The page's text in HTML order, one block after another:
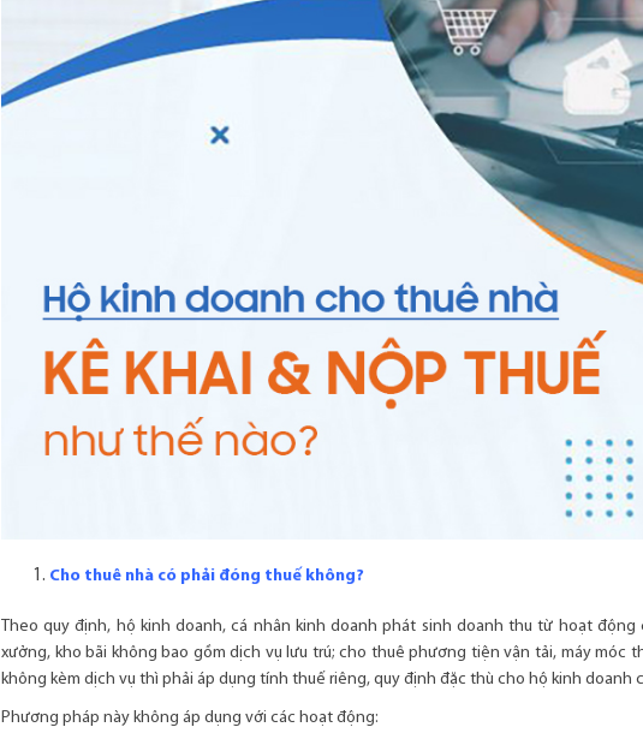
Cho thuê nhà có phải đóng thuế không?
Theo quy định, hộ kinh doanh, cá nhân kinh doanh phát sinh doanh thu từ hoạt
xưởng, kho bãi không bao gồm dịch vụ lưu trú; cho thuê phương tiện vận tải, máy móc
không kèm dịch vụ thì phải áp dụng tính thuế riêng, quy định đặc thù cho hộ kinh doanh
Phương pháp này không áp dụng với các hoạt động: